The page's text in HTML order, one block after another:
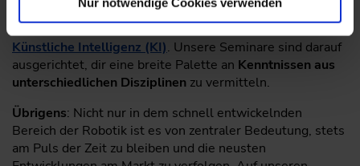
Technologien und Ansätze aus zahlreichen Teildisziplinen
Künstliche Intelligenz (KI). Unsere Seminare sind darauf
ausgerichtet, dir eine breite Palette an Kenntnissen aus
unterschiedlichen Disziplinen zu vermitteln.
Übrigens: Nicht nur in dem schnell entwickelnden
Bereich der Robotik ist es von zentraler Bedeutung, stets
am Puls der Zeit zu bleiben und die neusten